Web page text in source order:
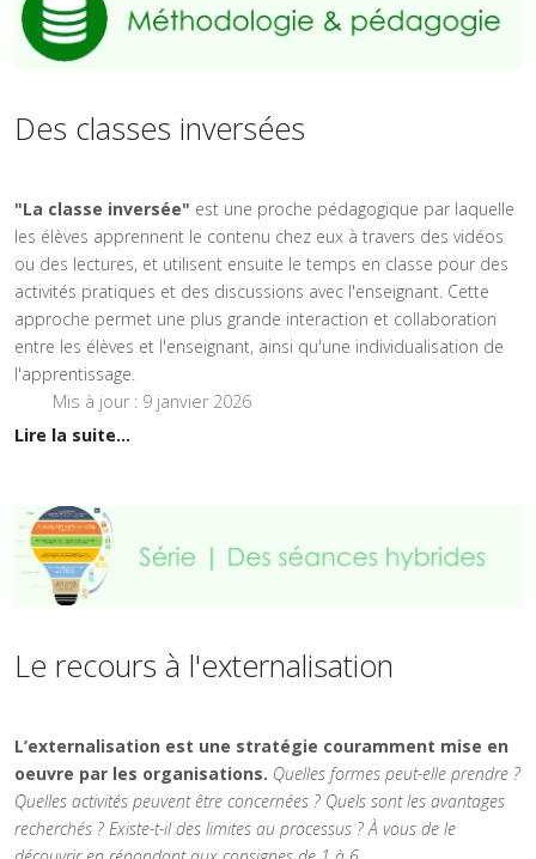
Des classes inversées
"La classe inversée" est une proche pédagogique par laquelle
les élèves apprennent le contenu chez eux à travers des vidéos
ou des lectures, et utilisent ensuite le temps en classe pour des
activités pratiques et des discussions avec l'enseignant. Cette
approche permet une plus grande interaction et collaboration
entre les élèves et l'enseignant, ainsi qu'une individualisation de
l'apprentissage.
Mis à jour : 9 janvier 2026
Lire la suite...
Le recours à l'externalisation
L’externalisation est une stratégie couramment mise en
oeuvre par les organisations. Quelles formes peut-elle prendre ?
Quelles activités peuvent être concernées ? Quels sont les avantages
recherchés ? Existe-t-il des limites au processus ? À vous de le